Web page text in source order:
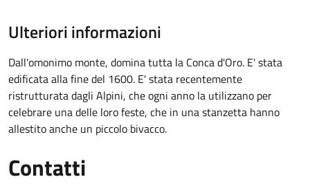
Ulteriori informazioni
Dall'omonimo monte, domina tutta la Conca d'Oro. E' stata
edificata alla fine del 1600. E' stata recentemente
ristrutturata dagli Alpini, che ogni anno la utilizzano per
celebrare una delle loro feste, che in una stanzetta hanno
allestito anche un piccolo bivacco.
Contatti